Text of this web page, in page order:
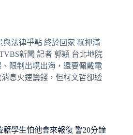
法律爭點 終於回家 羈押滿
新聞 記者 郭穎 台北地院
限制出境出海，還要佩戴電
息火速籌錢，但柯文哲卻透
學生怕他會來報復 警20分鐘